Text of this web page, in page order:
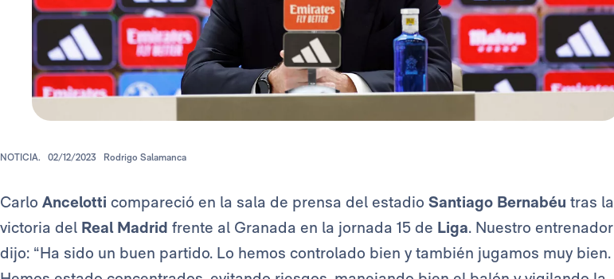
NOTICIA. 02/12/2023 Rodrigo Salamanca
Carlo Ancelotti compareció en la sala de prensa del estadio Santiago Bernabéu tras la
victoria del Real Madrid frente al Granada en la jornada 15 de Liga. Nuestro entrenador
dijo: “Ha sido un buen partido. Lo hemos controlado bien y también jugamos muy bien.